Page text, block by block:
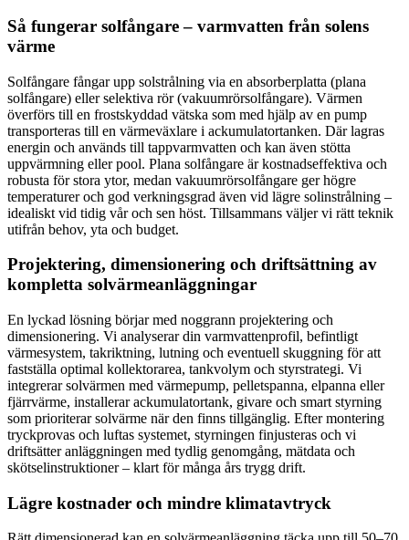
Så fungerar solfångare – varmvatten från solens
värme
Solfångare fångar upp solstrålning via en absorberplatta (plana
solfångare) eller selektiva rör (vakuumrörsolfångare). Värmen
överförs till en frostskyddad vätska som med hjälp av en pump
transporteras till en värmeväxlare i ackumulatortanken. Där lagras
energin och används till tappvarmvatten och kan även stötta
uppvärmning eller pool. Plana solfångare är kostnadseffektiva och
robusta för stora ytor, medan vakuumrörsolfångare ger högre
temperaturer och god verkningsgrad även vid lägre solinstrålning –
idealiskt vid tidig vår och sen höst. Tillsammans väljer vi rätt teknik
utifrån behov, yta och budget.
Projektering, dimensionering och driftsättning av
kompletta solvärmeanläggningar
En lyckad lösning börjar med noggrann projektering och
dimensionering. Vi analyserar din varmvattenprofil, befintligt
värmesystem, takriktning, lutning och eventuell skuggning för att
fastställa optimal kollektorarea, tankvolym och styrstrategi. Vi
integrerar solvärmen med värmepump, pelletspanna, elpanna eller
fjärrvärme, installerar ackumulatortank, givare och smart styrning
som prioriterar solvärme när den finns tillgänglig. Efter montering
tryckprovas och luftas systemet, styrningen finjusteras och vi
driftsätter anläggningen med tydlig genomgång, mätdata och
skötselinstruktioner – klart för många års trygg drift.
Lägre kostnader och mindre klimatavtryck